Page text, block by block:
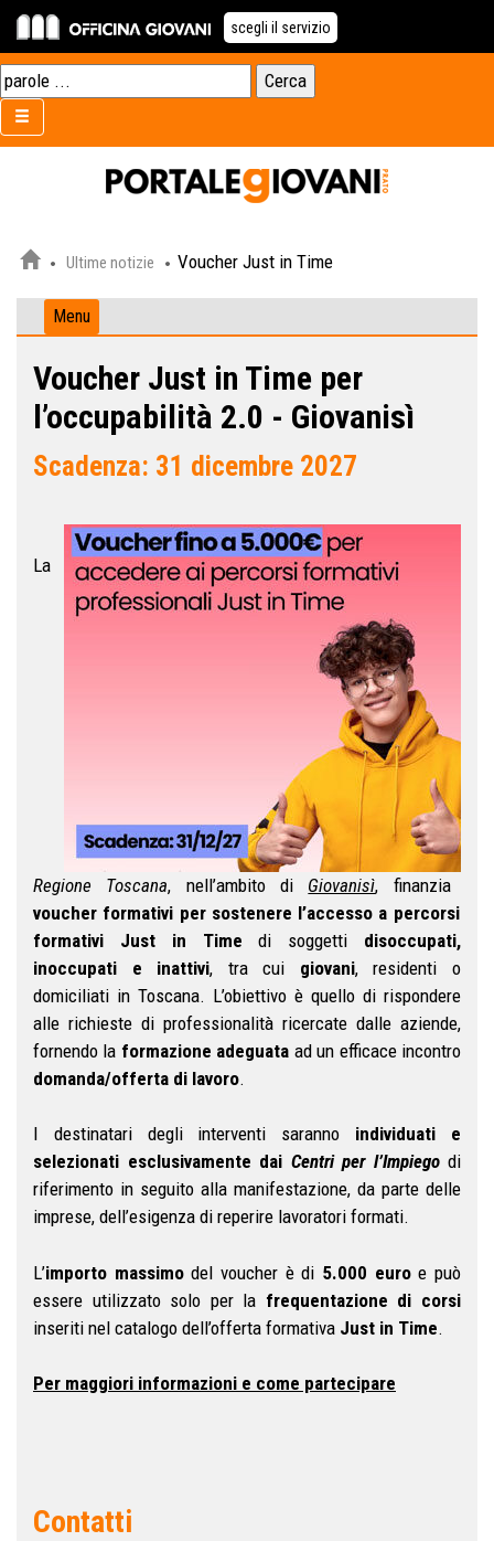
scegli il servizio
Ultime notizie Voucher Just in Time
Menu
Voucher Just in Time per
l’occupabilità 2.0 - Giovanisì
Scadenza: 31 dicembre 2027
La
Regione Toscana, nell’ambito di Giovanisì, finanzia
voucher formativi per sostenere l’accesso a percorsi
formativi Just in Time di soggetti disoccupati,
inoccupati e inattivi, tra cui giovani, residenti o
domiciliati in Toscana. L’obiettivo è quello di rispondere
alle richieste di professionalità ricercate dalle aziende,
fornendo la formazione adeguata ad un efficace incontro
domanda/offerta di lavoro.
I destinatari degli interventi saranno individuati e
selezionati esclusivamente dai Centri per l’Impiegodi
riferimento in seguito alla manifestazione, da parte delle
imprese, dell’esigenza di reperire lavoratori formati.
L’importo massimodel voucher è di 5.000 euroe può
essere utilizzato solo per la frequentazione di corsi
inseriti nel catalogo dell’offerta formativa Just in Time.
Per maggiori informazioni e come partecipare
Contatti